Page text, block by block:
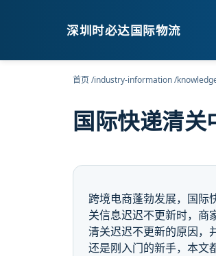
深圳时必达国际物流
首页/industry-information/
国际快递清关
跨境电商蓬勃发展，国际
关信息迟迟不更新时，商
清关迟迟不更新的原因，
还是刚入门的新手，本文